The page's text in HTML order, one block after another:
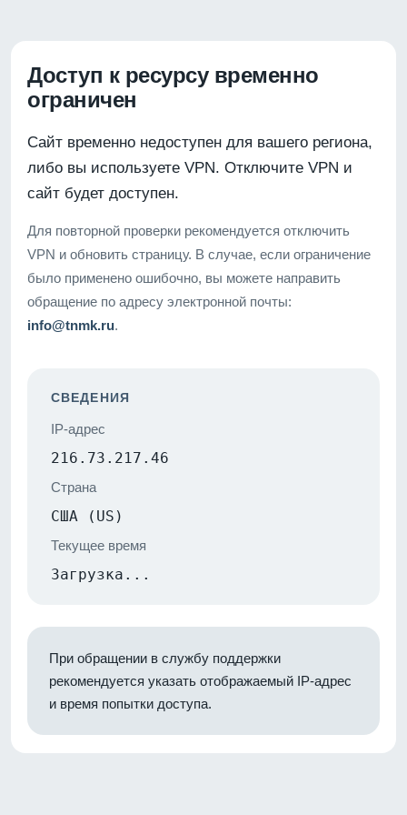
Доступ к ресурсу временно
ограничен
Сайт временно недоступен для вашего региона,
либо вы используете VPN. Отключите VPN и
сайт будет доступен.
Для повторной проверки рекомендуется отключить
VPN и обновить страницу. В случае, если ограничение
было применено ошибочно, вы можете направить
обращение по адресу электронной почты:
info@tnmk.ru.
СВЕДЕНИЯ
IP-адрес
216.73.217.46
Страна
США (US)
Текущее время
Загрузка...
При обращении в службу поддержки
рекомендуется указать отображаемый IP-адрес
и время попытки доступа.